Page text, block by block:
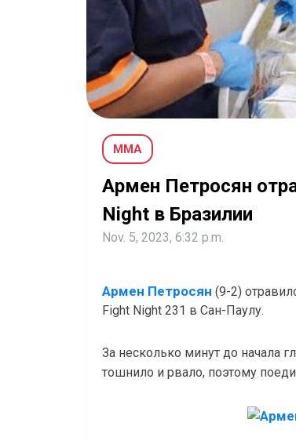
MMA
Армен Петросян
Night в Бразилии
Nov. 5, 2023, 6:32 p.m.
Армен Петросян (9-2)
Fight Night 231 в Сан-Паулу.
За несколько минут до начала
тошнило и рвало, поэтому